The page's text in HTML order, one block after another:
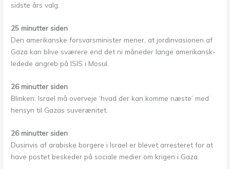
sidste års valg.
25 minutter siden
Den amerikanske forsvarsminister mener, at jordinvasionen af
Gaza kan blive sværere end det ni måneder lange amerikansk-
ledede angreb på ISIS i Mosul.
26 minutter siden
Blinken: Israel må overveje ‘hvad der kan komme næste’ med
hensyn til Gazas suverænitet.
26 minutter siden
Dusinvis af arabiske borgere i Israel er blevet arresteret for at
have postet beskeder på sociale medier om krigen i Gaza.